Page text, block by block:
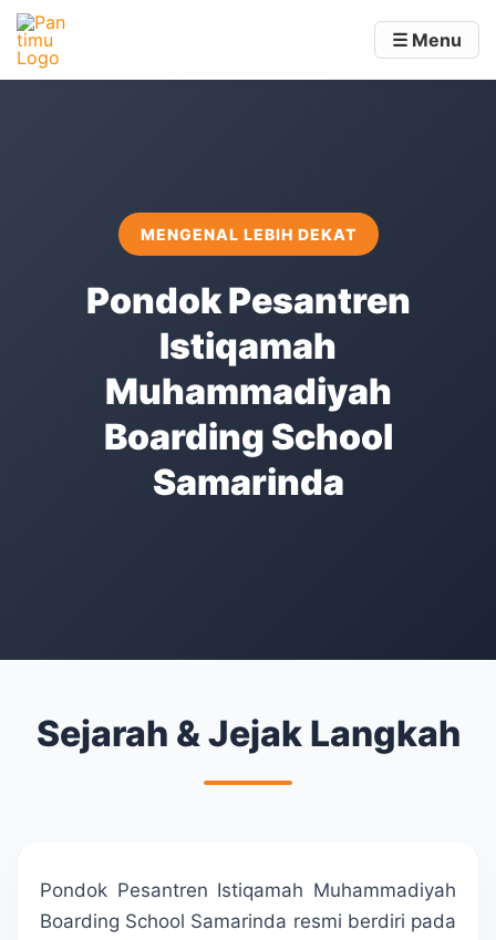
☰ Menu
MENGENAL LEBIH DEKAT
Pondok Pesantren
Istiqamah
Muhammadiyah
Boarding School
Samarinda
Sejarah & Jejak Langkah
Pondok Pesantren Istiqamah Muhammadiyah
Boarding School Samarinda resmi berdiri pada